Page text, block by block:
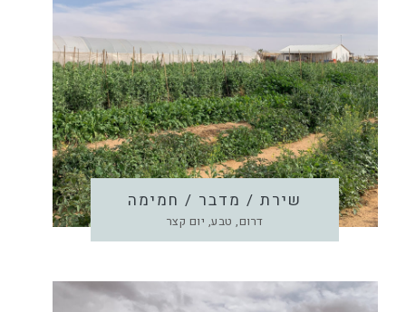
שירת / מדבר / חמימה
דרום, טבע, יום קצר